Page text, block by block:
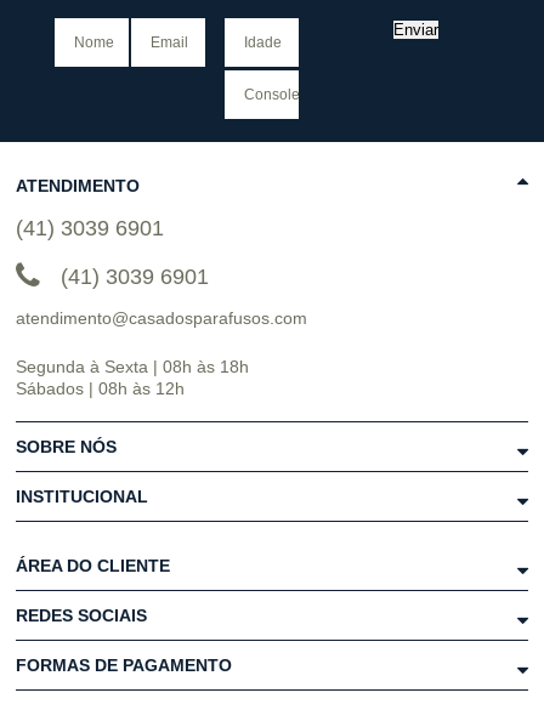
Enviar
ATENDIMENTO
(41) 3039 6901
(41) 3039 6901
atendimento@casadosparafusos.com
Segunda à Sexta | 08h às 18h
Sábados | 08h às 12h
SOBRE NÓS
INSTITUCIONAL
ÁREA DO CLIENTE
REDES SOCIAIS
FORMAS DE PAGAMENTO